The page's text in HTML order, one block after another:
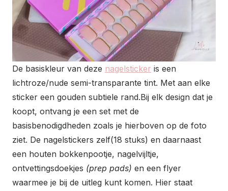
De basiskleur van deze nagelsticker is een
lichtroze/nude semi-transparante tint. Met aan elke
sticker een gouden subtiele rand.Bij elk design dat je
koopt, ontvang je een set met de
basisbenodigdheden zoals je hierboven op de foto
ziet. De nagelstickers zelf(18 stuks) en daarnaast
een houten bokkenpootje, nagelvijltje,
ontvettingsdoekjes (prep pads) en een flyer
waarmee je bij de uitleg kunt komen. Hier staat